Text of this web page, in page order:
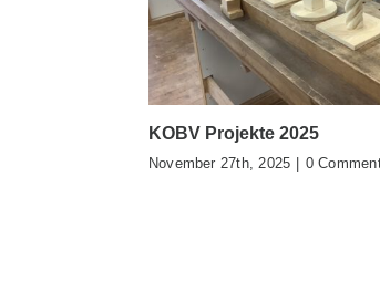
KOBV Projekte 2025
November 27th, 2025 | 0